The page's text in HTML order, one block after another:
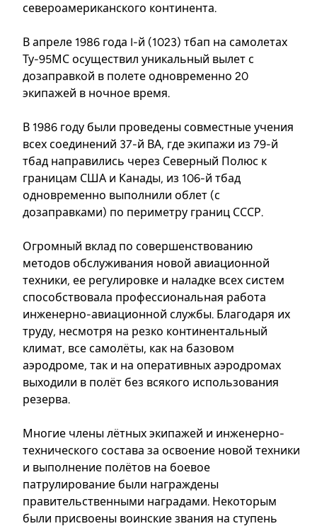
североамериканского континента.
В апреле 1986 года I-й (1023) тбап на самолетах
Ту-95МС осуществил уникальный вылет с
дозаправкой в полете одновременно 20
экипажей в ночное время.
В 1986 году были проведены совместные учения
всех соединений 37-й ВА, где экипажи из 79-й
тбад направились через Северный Полюс к
границам США и Канады, из 106-й тбад
одновременно выполнили облет (с
дозаправками) по периметру границ СССР.
Огромный вклад по совершенствованию
методов обслуживания новой авиационной
техники, ее регулировке и наладке всех систем
способствовала профессиональная работа
инженерно-авиационной службы. Благодаря их
труду, несмотря на резко континентальный
климат, все самолёты, как на базовом
аэродроме, так и на оперативных аэродромах
выходили в полёт без всякого использования
резерва.
Многие члены лётных экипажей и инженерно-
технического состава за освоение новой техники
и выполнение полётов на боевое
патрулирование были награждены
правительственными наградами. Некоторым
были присвоены воинские звания на ступень